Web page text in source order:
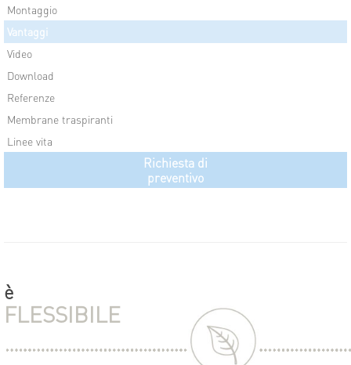
Montaggio
Vantaggi
Video
Download
Referenze
Membrane traspiranti
Linee vita
Richiesta di
preventivo
è
FLESSIBILE